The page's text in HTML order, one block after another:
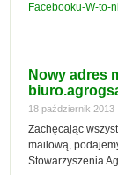
Facebooku-W-to-
Nowy adres
18 październik 2013
Zachęcając
mailową,
Stowarzyszenia